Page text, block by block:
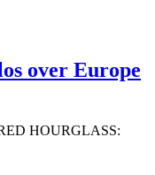
over Europe
HOURGLASS: